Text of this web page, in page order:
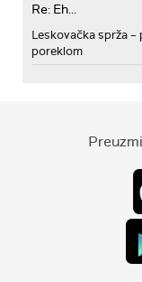
Re: Eh...
Leskovačka sprža
poreklom